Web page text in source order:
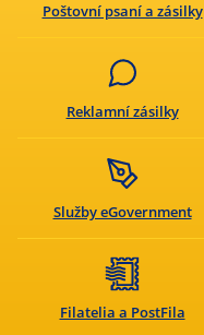
Poštovní psaní a zásilky
Reklamní zásilky
Služby eGovernment
Filatelia a PostFila